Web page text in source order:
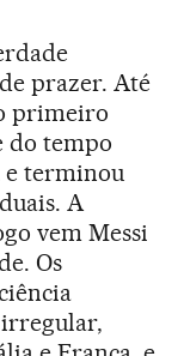
prazer. Até
primeiro
do tempo
e terminou
A
vem Messi
Os
irregular,